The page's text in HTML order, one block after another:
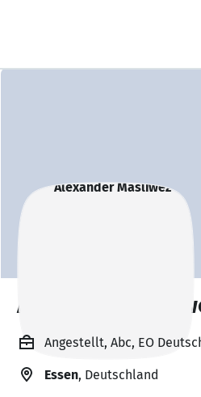
Alexander
Angestellt, Abc, EO
Essen, Deutschland